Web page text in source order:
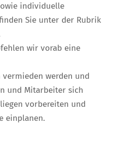
individuelle
Sie unter der Rubrik
wir vorab eine
vermieden werden und
und Mitarbeiter sich
vorbereiten und
einplanen.